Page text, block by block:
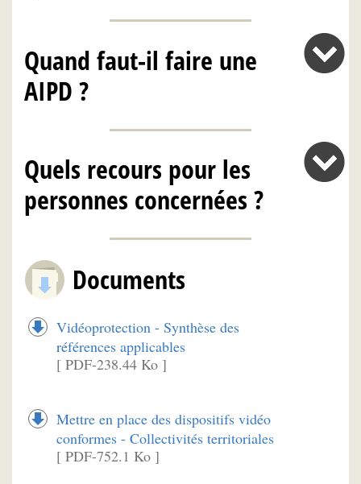
Quand faut-il faire une
AIPD ?
Quels recours pour les
personnes concernées ?
Documents
Vidéoprotection - Synthèse des
références applicables
[ PDF-238.44 Ko ]
Mettre en place des dispositifs vidéo
conformes - Collectivités territoriales
[ PDF-752.1 Ko ]